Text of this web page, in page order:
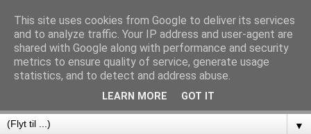
▼
This site uses cookies from Google to deliver its services
and to analyze traffic. Your IP address and user-agent are
shared with Google along with performance and security
metrics to ensure quality of service, generate usage
statistics, and to detect and address abuse.
LEARN MORE GOT IT